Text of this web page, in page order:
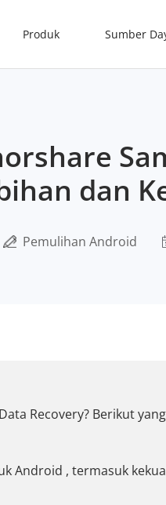
Produk Sumber
dan
Pemulihan Android
Recovery? Berikut
Android , termasuk